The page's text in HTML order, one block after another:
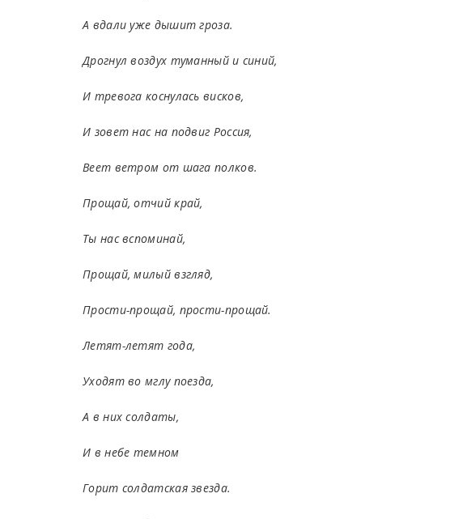
А вдали уже дышит гроза.
Дрогнул воздух туманный и синий,
И тревога коснулась висков,
И зовет нас на подвиг Россия,
Веет ветром от шага полков.
Прощай, отчий край,
Ты нас вспоминай,
Прощай, милый взгляд,
Прости-прощай, прости-прощай.
Летят-летят года,
Уходят во мглу поезда,
А в них солдаты,
И в небе темном
Горит солдатская звезда.